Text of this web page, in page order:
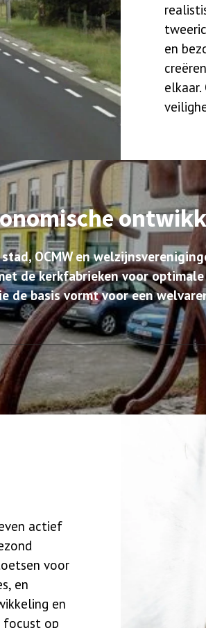
en
OCMW en
de kerkfabrieken voor
de basis vormt voor een
actief
voor
en
en
focust op